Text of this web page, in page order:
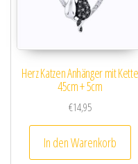
Herz Katzen Anhänger mit Kette
45cm + 5cm
€14,95
In den Warenkorb